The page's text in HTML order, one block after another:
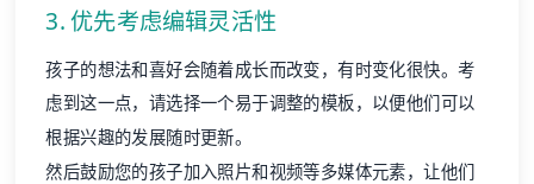
3. 优先考虑编辑灵活性
孩子的想法和喜好会随着成长而改变，有时变化很快。考
虑到这一点，请选择一个易于调整的模板，以便他们可以
根据兴趣的发展随时更新。
然后鼓励您的孩子加入照片和视频等多媒体元素，让他们